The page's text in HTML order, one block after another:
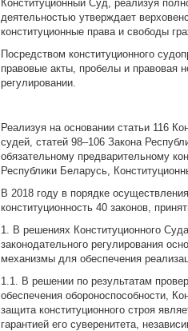
Конституционный Суд, реализуя
деятельностью утверждает
конституционные права и свободы
Посредством конституционного
правовые акты, пробелы и правовая
регулировании.
Реализуя на основании статьи 116
судей, статей 98–106 Закона
обязательному предварительному
Республики Беларусь,
В 2018 году в порядке
конституционность 40 законов,
1. В решениях Конституционного
законодательного регулирования
механизмы для обеспечения
1.1. В решении по результатам
обеспечения обороноспособности,
защита конституционного строя
гарантией его суверенитета,